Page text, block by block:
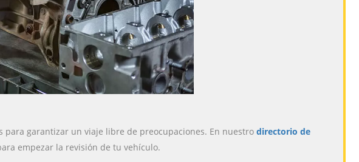
para garantizar un viaje libre de preocupaciones. En nuestro directorio de
empezar la revisión de tu vehículo.